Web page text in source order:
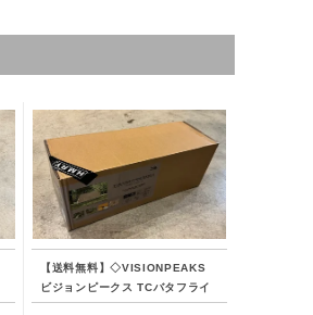
【送料無料】◇VISIONPEAKS
ビジョンピークス TCバタフライ
シェルターSOLO